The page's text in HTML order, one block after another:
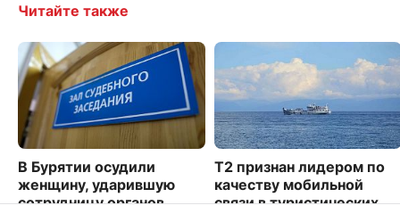
Читайте также
В Бурятии осудили
женщину, ударившую
сотрудницу органов
Т2 признан лидером по
качеству мобильной
связи в туристических